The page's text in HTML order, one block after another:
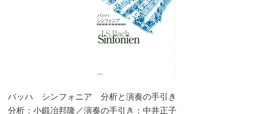
バッハ シンフォニア 分析と演奏の手引き
分析：小鍛冶邦隆／演奏の手引き：中井正子